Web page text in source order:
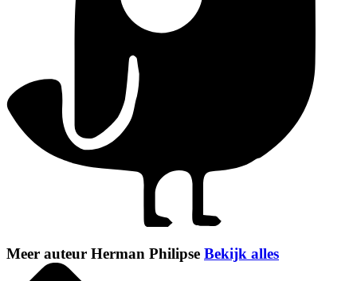
Meer auteur Herman Philipse Bekijk alles